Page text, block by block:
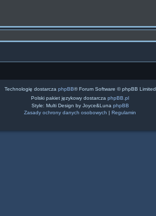
Technologię dostarcza phpBB® Forum Software © phpBB Limited
Polski pakiet językowy dostarcza phpBB.pl
Style: Multi Design by Joyce&Luna phpBB
Zasady ochrony danych osobowych | Regulamin